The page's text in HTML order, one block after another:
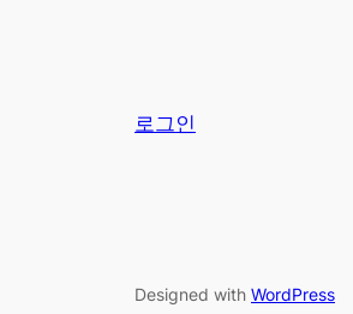
로그인
Designed with WordPress